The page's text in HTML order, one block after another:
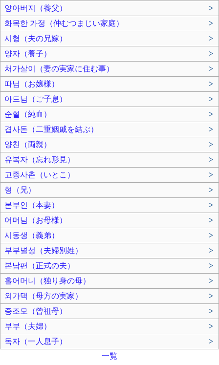
양아버지（養父）
>
화목한 가정（仲むつまじい家庭）
>
시형（夫の兄嫁）
>
양자（養子）
>
처가살이（妻の実家に住む事）
>
따님（お嬢様）
>
아드님（ご子息）
>
순혈（純血）
>
겹사돈（二重姻戚を結ぶ）
>
양친（両親）
>
유복자（忘れ形見）
>
고종사촌（いとこ）
>
형（兄）
>
본부인（本妻）
>
어머님（お母様）
>
시동생（義弟）
>
부부별성（夫婦別姓）
>
본남편（正式の夫）
>
홀어머니（独り身の母）
>
외가댁（母方の実家）
>
증조모（曾祖母）
>
부부（夫婦）
>
독자（一人息子）
>
一覧